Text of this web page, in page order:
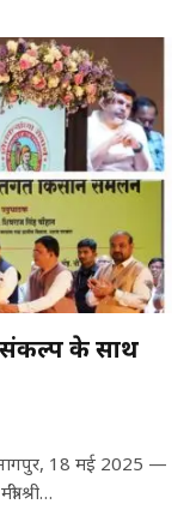
संकल्प के साथ
नागपुर, 18 मई 2025 —
श्री…